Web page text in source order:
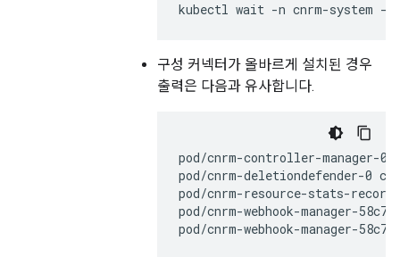
kubectl wait -n cnrm-system --
구성 커넥터가 올바르게 설치된 경우
출력은 다음과 유사합니다.
pod/cnrm-controller-manager-0
pod/cnrm-deletiondefender-0
pod/cnrm-resource-stats-
pod/cnrm-webhook-manager-
pod/cnrm-webhook-manager-